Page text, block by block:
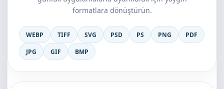
formatlara dönüştürün.
WEBP TIFF SVG PSD PS PNG
PDF
JPG
GIF BMP